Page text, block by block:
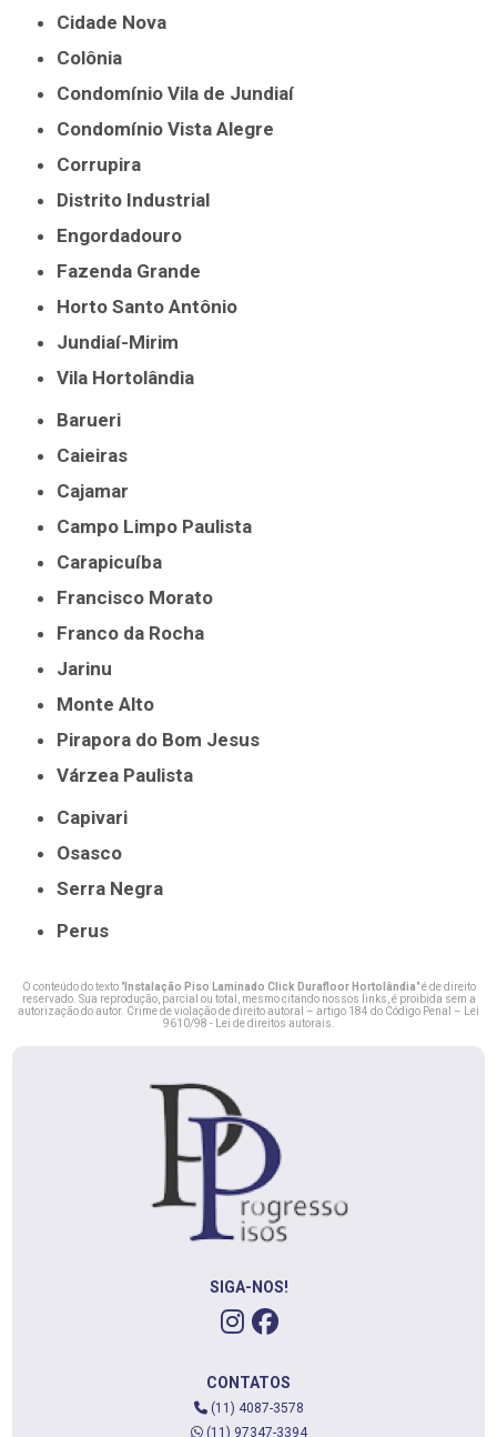
Cidade Nova
Colônia
Condomínio Vila de Jundiaí
Condomínio Vista Alegre
Corrupira
Distrito Industrial
Engordadouro
Fazenda Grande
Horto Santo Antônio
Jundiaí-Mirim
Vila Hortolândia
Barueri
Caieiras
Cajamar
Campo Limpo Paulista
Carapicuíba
Francisco Morato
Franco da Rocha
Jarinu
Monte Alto
Pirapora do Bom Jesus
Várzea Paulista
Capivari
Osasco
Serra Negra
Perus
O conteúdo do texto "Instalação Piso Laminado Click Durafloor Hortolândia" é de direito
reservado. Sua reprodução, parcial ou total, mesmo citando nossos links, é proibida sem a
autorização do autor. Crime de violação de direito autoral – artigo 184 do Código Penal –
Lei
9610/98 - Lei de direitos autorais
SIGA-NOS!
CONTATOS
(11) 4087-3578
(11) 97347-3394